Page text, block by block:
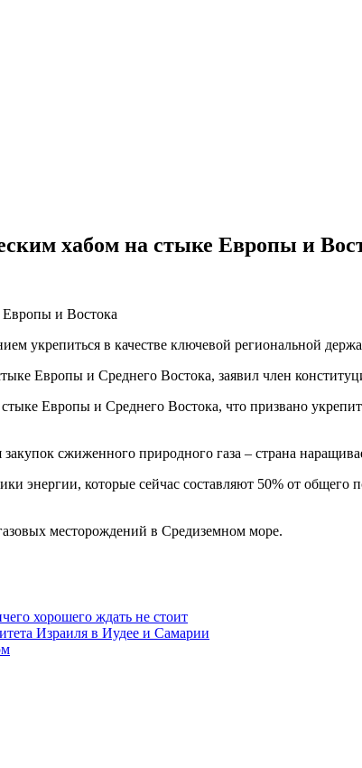
хабом на стыке Европы и
укрепиться в качестве ключевой региональной
Европы и Среднего Востока, заявил член
Европы и Среднего Востока, что призвано
закупок сжиженного природного газа – страна
энергии, которые сейчас составляют 50% от общего
месторождений в Средиземном море.
хорошего ждать не стоит
Израиля в Иудее и Самарии